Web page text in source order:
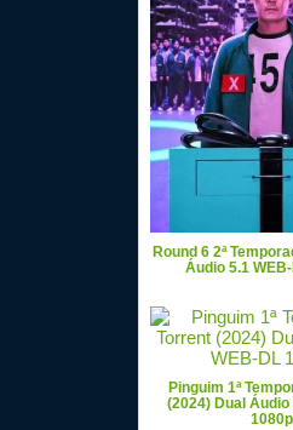
Round 6 2ª
Áudio 5.1
Pinguim 1ª
(2024) Dual Áudio
1080p